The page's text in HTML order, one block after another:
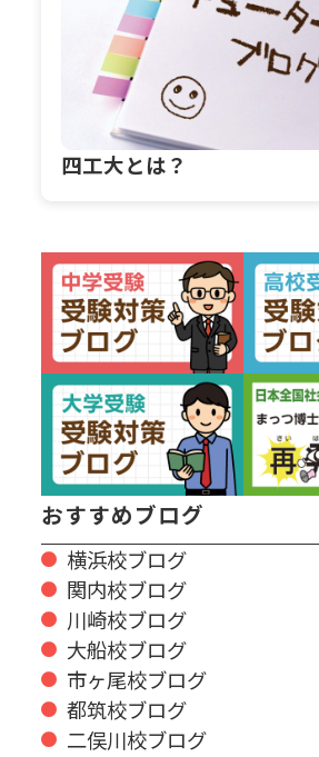
四工大とは？
おすすめブログ
横浜校ブログ
関内校ブログ
川崎校ブログ
大船校ブログ
市ヶ尾校ブログ
都筑校ブログ
二俣川校ブログ